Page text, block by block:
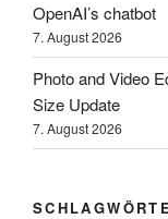
OpenAI’s chatbot
7. August 2026
Photo and Video
Size Update
7. August 2026